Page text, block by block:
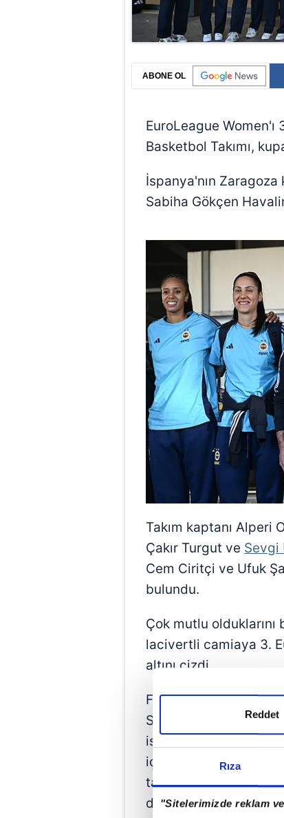
Rıza
"Sitelerimizde reklam
Reddet
ABONE OL
EuroLeague Women'ı
Basketbol Takımı,
İspanya'nın
Sabiha Gökçen
Takım kaptanı Alperi
Çakır Turgut ve Sevgi
Cem Ciritçi ve Ufuk
bulundu.
Çok mutlu olduklarını
lacivertli camiaya 3.
altını çizdi.
Fenerbahçe'nin uzun
Six'te yer aldığına
istikrarlı şekilde bu
içinde olan bir ekibiz.
taraftarlarımıza
değerliydi, Çok